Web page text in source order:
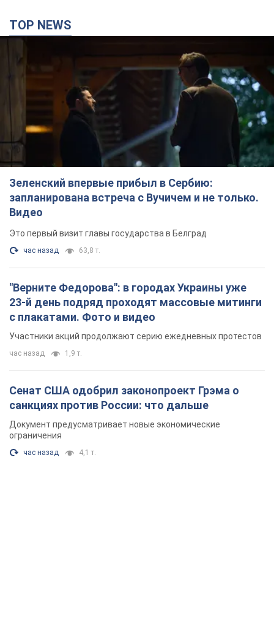
TOP NEWS
Зеленский впервые прибыл в Сербию:
запланирована встреча с Вучичем и не только.
Видео
Это первый визит главы государства в Белград
час назад 63,8 т.
"Верните Федорова": в городах Украины уже
23-й день подряд проходят массовые митинги
с плакатами. Фото и видео
Участники акций продолжают серию ежедневных протестов
час назад 1,9 т.
Сенат США одобрил законопроект Грэма о
санкциях против России: что дальше
Документ предусматривает новые экономические
ограничения
час назад 4,1 т.